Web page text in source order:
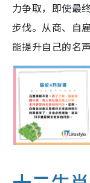
力争取，即使最
步伐。从商、自
能提升自己的名声